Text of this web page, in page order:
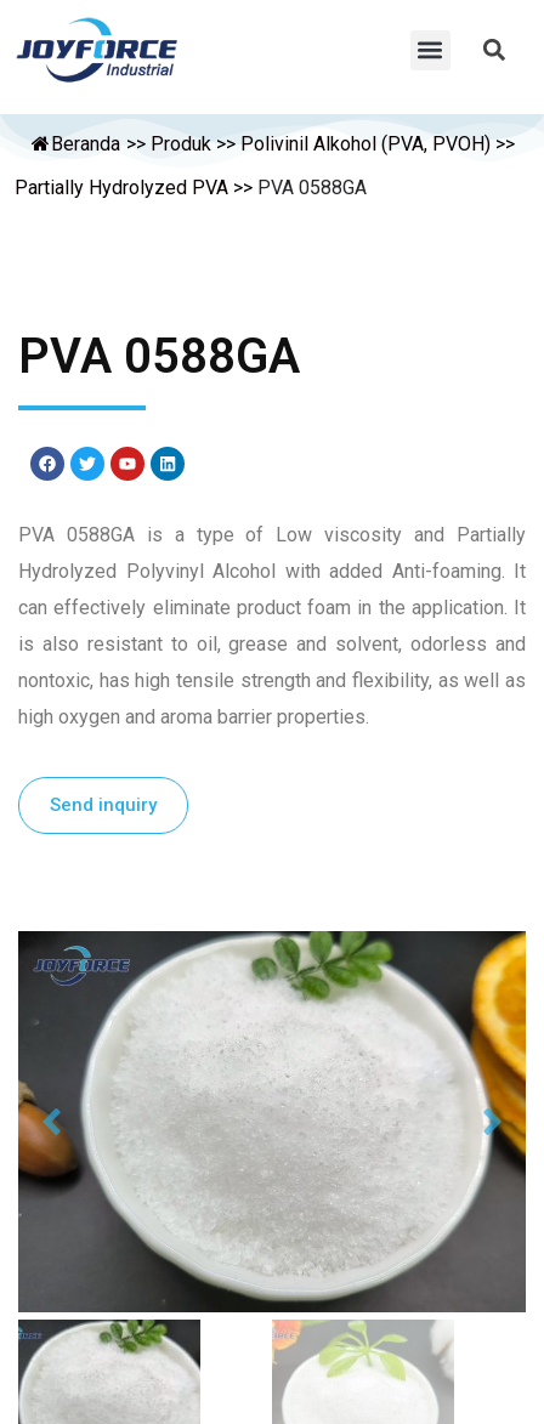
Beranda >> Produk >> Polivinil Alkohol (PVA, PVOH) >>
Partially Hydrolyzed PVA >> PVA 0588GA
PVA 0588GA
PVA 0588GA is a type of Low viscosity and Partially
Hydrolyzed Polyvinyl Alcohol with added Anti-foaming. It
can effectively eliminate product foam in the application. It
is also resistant to oil, grease and solvent, odorless and
nontoxic, has high tensile strength and flexibility, as well as
high oxygen and aroma barrier properties.
Send inquiry